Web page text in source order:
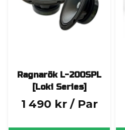
Ragnarök L-200SPL
[Loki Series]
1 490 kr / Par